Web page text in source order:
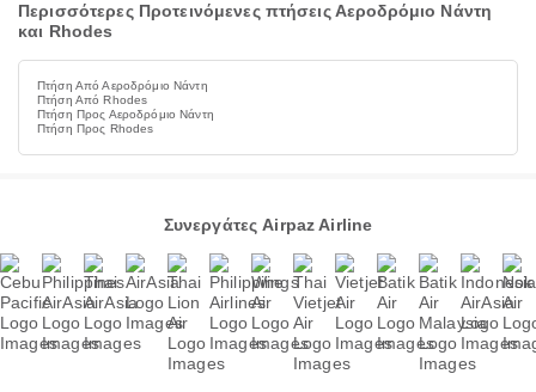
Περισσότερες Προτεινόμενες πτήσεις Αεροδρόμιο Νάντη
και Rhodes
Πτήση Από Αεροδρόμιο Νάντη
Πτήση Από Rhodes
Πτήση Προς Αεροδρόμιο Νάντη
Πτήση Προς Rhodes
Συνεργάτες Airpaz Airline